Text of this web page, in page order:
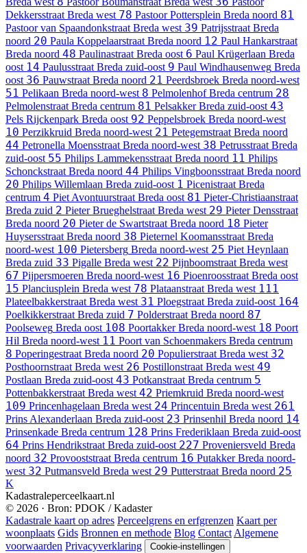
Dekkersstraat Breda west 78 Pastoor Pottersplein Breda noord 81
Pastoor van Spaandonkstraat Breda west 39 Patrijsstraat Breda
noord 20 Paula Koppelaarstraat Breda noord 12 Paul Hankarstraat
Breda noord 48 Paulinastraat Breda oost 6 Paul Krügerlaan Breda
oost 14 Paulusstraat Breda zuid-oost 9 Paul Windhausenweg Breda
oost 36 Pauwstraat Breda noord 21 Peerdsbroek Breda noord-west
51 Pelikaan Breda noord-west 8 Pelmolenhof Breda centrum 28
Pelmolenstraat Breda centrum 81 Pelsakker Breda zuid-oost 43
Pels Rijckenpark Breda oost 92 Peppelsbroek Breda noord-west
10 Perzikkruid Breda noord-west 21 Petegemstraat Breda noord
44 Petronella Moensstraat Breda noord-west 38 Petrusstraat Breda
zuid-oost 55 Philips Lammekensstraat Breda noord 11 Philips
Schonckstraat Breda noord 44 Philips Vingboonsstraat Breda noord
20 Philips Willemlaan Breda zuid-oost 1 Picenistraat Breda
centrum 4 Piet Avontuurstraat Breda oost 81 Pieter-Christiaanstraat
Breda zuid 2 Pieter Brueghelstraat Breda west 29 Pieter Densstraat
Breda noord 20 Pieter de Swartstraat Breda noord 18 Pieter
Huysersstraat Breda noord 38 Pieternel Koomansstraat Breda
noord-west 100 Pietersberg Breda noord-west 25 Piet Heynlaan
Breda zuid 33 Pigalle Breda west 22 Pijnboomstraat Breda west
67 Pijpersmoeren Breda noord-west 16 Pioenroosstraat Breda oost
15 Planciusplein Breda west 78 Plataanstraat Breda west 111
Plateelbakkerstraat Breda west 31 Ploegstraat Breda zuid-oost 164
Poelkikkerstraat Breda zuid 7 Polderstraat Breda noord 87
Poolseweg Breda oost 108 Poortakker Breda noord-west 18 Poort
Hil Breda noord-west 11 Poort van Schoenmakers Breda centrum
8 Poperingestraat Breda noord 20 Populierstraat Breda west 32
Posthoornstraat Breda west 26 Postillonstraat Breda west 49
Postlaan Breda zuid-oost 43 Potkanstraat Breda centrum 5
Pottenbakkerstraat Breda west 42 Priemkruid Breda noord-west
109 Princenhagelaan Breda west 24 Princentuin Breda west 261
Prins Alexanderlaan Breda zuid-oost 23 Prinsenhil Breda noord 14
Prinsenkade Breda centrum 128 Prins Frederiklaan Breda zuid-oost
64 Prins Hendrikstraat Breda zuid-oost 227 Proveniersveld Breda
noord 32 Provooststraat Breda centrum 16 Putakker Breda noord-
west 32 Putmansveld Breda west 29 Putterstraat Breda noord 25
K
Kadastraleperceelkaart.nl
© 2026 · Bron: PDOK / Kadaster
Kadastrale kaart op adres Perceelgrens en erfgrenzen Kaart per
woonplaats Gids Bronnen en methode Blog ContactAlgemene
voorwaarden Privacyverklaring Cookie-instellingen